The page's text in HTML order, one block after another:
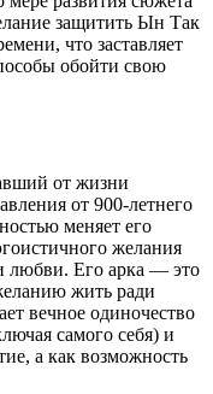
защитить Ын Так
что заставляет
обойти свою
от жизни
от 900-летнего
меняет его
желания
любви. Его арка — это
жить ради
вечное одиночество
самого себя) и
а как возможность